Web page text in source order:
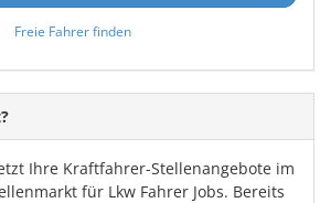
Freie Fahrer finden
Ihre Kraftfahrer-Stellenangebote im
für Lkw Fahrer Jobs. Bereits